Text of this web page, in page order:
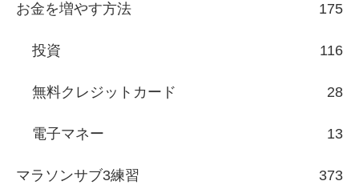
お金を増やす方法 175
投資 116
無料クレジットカード 28
電子マネー 13
マラソンサブ3練習 373